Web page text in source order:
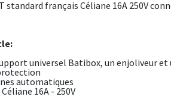
standard français Céliane 16A 250V
universel Batibox, un enjoliveur et
automatiques
16A - 250V